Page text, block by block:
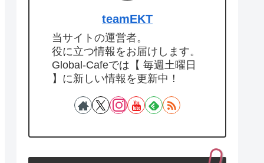
teamEKT
当サイトの運営者。
役に立つ情報をお届けします。
Global-Cafeでは【 毎週土曜日
】に新しい情報を更新中！